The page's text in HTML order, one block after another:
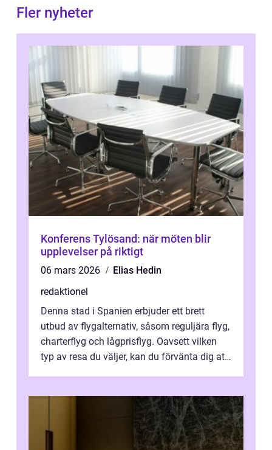
Fler nyheter
Konferens Tylösand: när möten blir
upplevelser på riktigt
06 mars 2026
Elias Hedin
redaktionel
Denna stad i Spanien erbjuder ett brett
utbud av flygalternativ, såsom reguljära flyg,
charterflyg och lågprisflyg. Oavsett vilken
typ av resa du väljer, kan du förvänta dig att